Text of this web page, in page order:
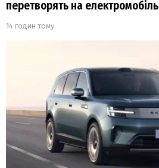
перетворять на електромобіль
14 годин тому